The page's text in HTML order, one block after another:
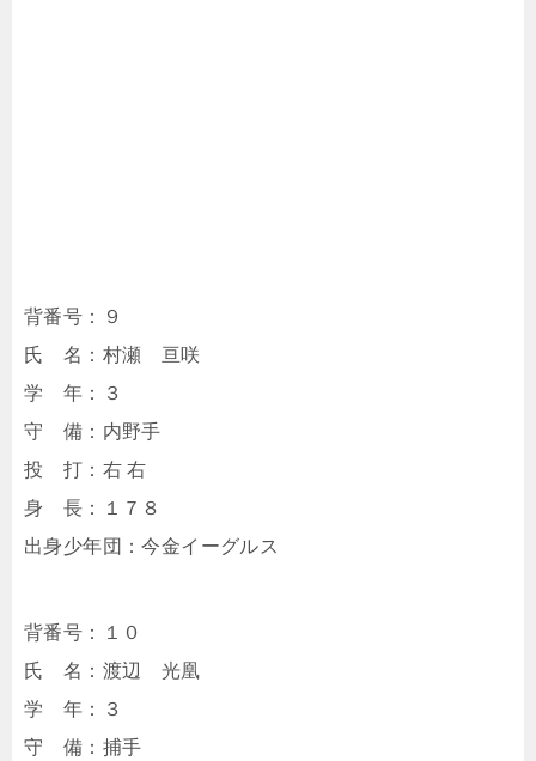
背番号：９
氏 名：村瀬 亘咲
学 年：３
守 備：内野手
投 打：右 右
身 長：１７８
出身少年団：今金イーグルス
背番号：１０
氏 名：渡辺 光凰
学 年：３
守 備：捕手